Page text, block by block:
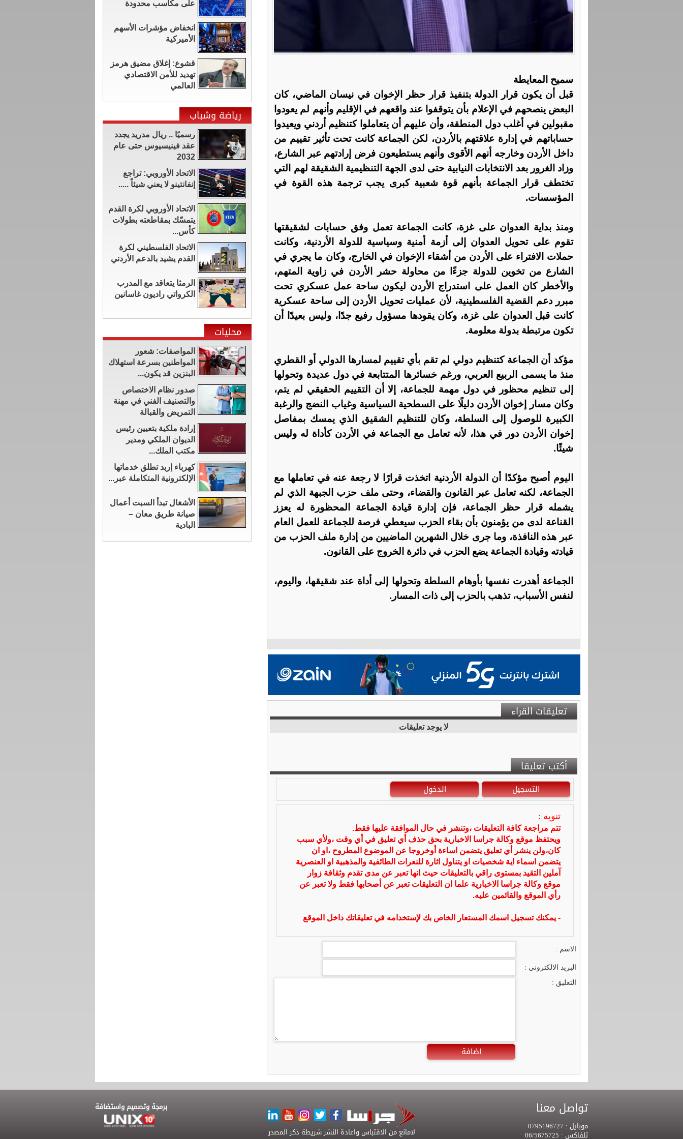
سميح المعايطة
قبل أن يكون قرار الدولة بتنفيذ قرار حظر الإخوان في نيسان الماضي، كان
البعض ينصحهم في الإعلام بأن يتوقفوا عند واقعهم في الإقليم وأنهم لم يعودوا
مقبولين في أغلب دول المنطقة، وأن عليهم أن يتعاملوا كتنظيم أردني ويعيدوا
حساباتهم في إدارة علاقتهم بالأردن، لكن الجماعة كانت تحت تأثير تقييم من
داخل الأردن وخارجه أنهم الأقوى وأنهم يستطيعون فرض إرادتهم عبر الشارع،
وزاد الغرور بعد الانتخابات النيابية حتى لدى الجهة التنظيمية الشقيقة لهم التي
تختطف قرار الجماعة بأنهم قوة شعبية كبرى يجب ترجمة هذه القوة في
المؤسسات.
ومنذ بداية العدوان على غزة، كانت الجماعة تعمل وفق حسابات لشقيقتها
تقوم على تحويل العدوان إلى أزمة أمنية وسياسية للدولة الأردنية، وكانت
حملات الافتراء على الأردن من أشقاء الإخوان في الخارج، وكان ما يجري في
الشارع من تخوين للدولة جزءًا من محاولة حشر الأردن في زاوية المتهم،
والأخطر كان العمل على استدراج الأردن ليكون ساحة عمل عسكري تحت
مبرر دعم القضية الفلسطينية، لأن عمليات تحويل الأردن إلى ساحة عسكرية
كانت قبل العدوان على غزة، وكان يقودها مسؤول رفيع جدًا، وليس بعيدًا أن
تكون مرتبطة بدولة معلومة.
مؤكد أن الجماعة كتنظيم دولي لم تقم بأي تقييم لمسارها الدولي أو القطري
منذ ما يسمى الربيع العربي، ورغم خسائرها المتتابعة في دول عديدة وتحولها
إلى تنظيم محظور في دول مهمة للجماعة، إلا أن التقييم الحقيقي لم يتم،
وكان مسار إخوان الأردن دليلًا على السطحية السياسية وغياب النضج والرغبة
الكبيرة للوصول إلى السلطة، وكان للتنظيم الشقيق الذي يمسك بمفاصل
إخوان الأردن دور في هذا، لأنه تعامل مع الجماعة في الأردن كأداة له وليس
شيئًا.
اليوم أصبح مؤكدًا أن الدولة الأردنية اتخذت قرارًا لا رجعة عنه في تعاملها مع
الجماعة، لكنه تعامل عبر القانون والقضاء، وحتى ملف حزب الجبهة الذي لم
يشمله قرار حظر الجماعة، فإن إدارة قيادة الجماعة المحظورة له يعزز
القناعة لدى من يؤمنون بأن بقاء الحزب سيعطي فرصة للجماعة للعمل العام
عبر هذه النافذة، وما جرى خلال الشهرين الماضيين من إدارة ملف الحزب من
قيادته وقيادة الجماعة يضع الحزب في دائرة الخروج على القانون.
الجماعة أهدرت نفسها بأوهام السلطة وتحولها إلى أداة عند شقيقها، واليوم،
لنفس الأسباب، تذهب بالحزب إلى ذات المسار.
تعليقات القراء
لا يوجد تعليقات
أكتب تعليقا
التسجيل الدخول
تنويه :
تتم مراجعة كافة التعليقات ،وتنشر في حال الموافقة عليها فقط.
ويحتفظ موقع وكالة جراسا الاخبارية بحق حذف أي تعليق في أي وقت ،ولأي سبب
كان،ولن ينشر أي تعليق يتضمن اساءة أوخروجا عن الموضوع المطروح ،او ان
يتضمن اسماء اية شخصيات او يتناول اثارة للنعرات الطائفية والمذهبية او العنصرية
آملين التقيد بمستوى راقي بالتعليقات حيث انها تعبر عن مدى تقدم وثقافة زوار
موقع وكالة جراسا الاخبارية علما ان التعليقات تعبر عن أصحابها فقط ولا تعبر عن
رأي الموقع والقائمين عليه.
- يمكنك تسجيل اسمك المستعار الخاص بك لإستخدامه في تعليقاتك داخل الموقع
الاسم :
البريد الالكتروني :
التعليق :
اضافة
على مكاسب محدودة
انخفاض مؤشرات الأسهم
الأميركية
قشوع: إغلاق مضيق هرمز
تهديد للأمن الاقتصادي
العالمي
رياضة وشباب
رسميًا .. ريال مدريد يجدد
عقد فينيسيوس حتى عام
2032
الاتحاد الأوروبي: تراجع
إنفانتينو لا يعني شيئاً .....
الاتحاد الأوروبي لكرة القدم
يتمسّك بمقاطعته بطولات
كأس...
الاتحاد الفلسطيني لكرة
القدم يشيد بالدعم الأردني
الرمثا يتعاقد مع المدرب
الكرواتي راديون غاسانين
محليات
المواصفات: شعور
المواطنين بسرعة استهلاك
البنزين قد يكون...
صدور نظام الاختصاص
والتصنيف الفني في مهنة
التمريض والقبالة
إرادة ملكية بتعيين رئيس
الديوان الملكي ومدير
مكتب الملك...
كهرباء إربد تطلق خدماتها
الإلكترونية المتكاملة عبر...
الأشغال تبدأ السبت أعمال
صيانة طريق معان –
البادية
تواصل معنا
موبايل :
تلفاكس : لامانع من الاقتباس واعادة النشر شريطة ذكر المصدر
برمجة وتصميم واستضافة